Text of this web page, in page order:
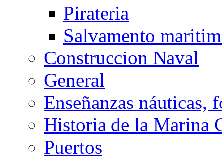
Pirateria
Salvamento
Construccion Naval
General
Enseñanzas náuticas,
Historia de la Marina
Puertos